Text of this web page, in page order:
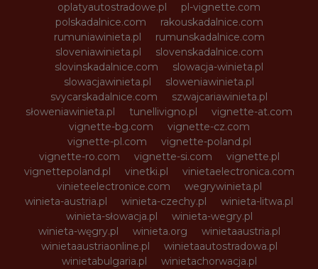
oplatyautostradowe.pl
pl-vignette.com
polskadalnice.com
rakouskadalnice.com
rumuniawinieta.pl
rumunskadalnice.com
sloveniawinieta.pl
slovenskadalnice.com
slovinskadalnice.com
slowacja-winieta.pl
slowacjawinieta.pl
sloweniawinieta.pl
svycarskadalnice.com
szwajcariawinieta.pl
słoweniawinieta.pl
tunellivigno.pl
vignette-at.com
vignette-bg.com
vignette-cz.com
vignette-pl.com
vignette-poland.pl
vignette-ro.com
vignette-si.com
vignette.pl
vignettepoland.pl
vinetki.pl
vinietaelectronica.com
vinieteelectronice.com
wegrywinieta.pl
winieta-austria.pl
winieta-czechy.pl
winieta-litwa.pl
winieta-słowacja.pl
winieta-wegry.pl
winieta-węgry.pl
winieta.org
winietaaustria.pl
winietaaustriaonline.pl
winietaautostradowa.pl
winietabulgaria.pl
winietachorwacja.pl